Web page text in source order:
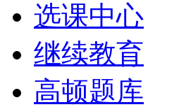
选课中心
继续教育
高顿题库